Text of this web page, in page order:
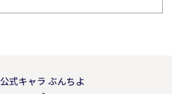
公式キャラ ぶんちよ